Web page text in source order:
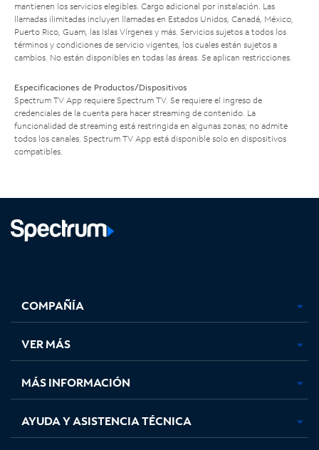
mantienen los servicios elegibles. Cargo adicional por instalación. Las
llamadas ilimitadas incluyen llamadas en Estados Unidos, Canadá, México,
Puerto Rico, Guam, las Islas Vírgenes y más. Servicios sujetos a todos los
términos y condiciones de servicio vigentes, los cuales están sujetos a
cambios. No están disponibles en todas las áreas. Se aplican restricciones.
Especificaciones de Productos/Dispositivos
Spectrum TV App requiere Spectrum TV. Se requiere el ingreso de
credenciales de la cuenta para hacer streaming de contenido. La
funcionalidad de streaming está restringida en algunas zonas; no admite
todos los canales. Spectrum TV App está disponible solo en dispositivos
compatibles.
abre
en
pestaña
nueva
abre
en
pestaña
nueva
abre
en
pestaña
nueva
en
nueva
COMPAÑÍA
VER MÁS
MÁS INFORMACIÓN
AYUDA Y ASISTENCIA TÉCNICA